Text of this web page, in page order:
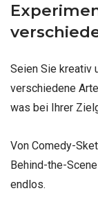
Seien Sie kreativ
verschiedene
was bei Ihrer
Von Comedy-
Behind-the-
endlos.